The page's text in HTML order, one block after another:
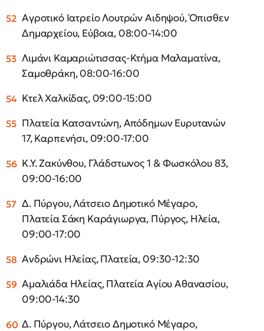
Αγροτικό Ιατρείο Λουτρών Αιδηψού, Όπισθεν
Δημαρχείου, Εύβοια, 08:00-14:00
Λιμάνι Καμαριώτισσας-Κτήμα Μαλαματίνα,
Σαμοθράκη, 08:00-16:00
Κτελ Χαλκίδας, 09:00-15:00
Πλατεία Κατσαντώνη, Απόδημων Ευρυτανών
17, Καρπενήσι, 09:00-17:00
Κ.Υ. Ζακύνθου, Γλάδστωνος 1 & Φωσκόλου 83,
09:00-16:00
Δ. Πύργου, Λάτσειο Δημοτικό Μέγαρο,
Πλατεία Σάκη Καράγιωργα, Πύργος, Ηλεία,
09:00-17:00
Ανδρώνι Ηλείας, Πλατεία, 09:30-12:30
Αμαλιάδα Ηλείας, Πλατεία Αγίου Αθανασίου,
09:00-14:30
Δ. Πύργου, Λάτσειο Δημοτικό Μέγαρο,